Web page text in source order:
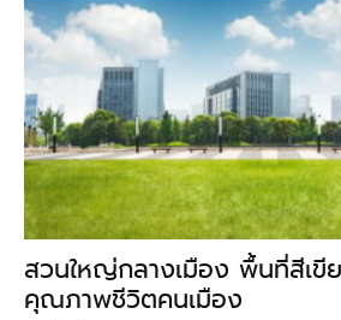
สวนใหญ่กลางเมือง พื้นที่สีเขี
คุณภาพชีวิตคนเมือง